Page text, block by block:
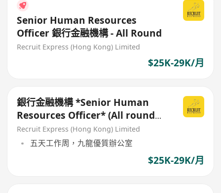
Senior Human Resources
Officer 銀行金融機構 - All Round
Recruit Express (Hong Kong) Limited
$25K-29K/月
銀行金融機構 *Senior Human
Resources Officer* (All round
support )*
Recruit Express (Hong Kong) Limited
五天工作周，九龍優質辦公室
$25K-29K/月